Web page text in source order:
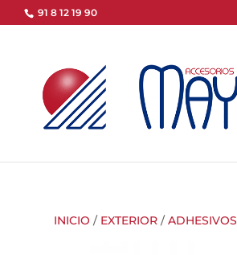
91 8 12 19 90
INICIO / EXTERIOR /ADHESIVOS